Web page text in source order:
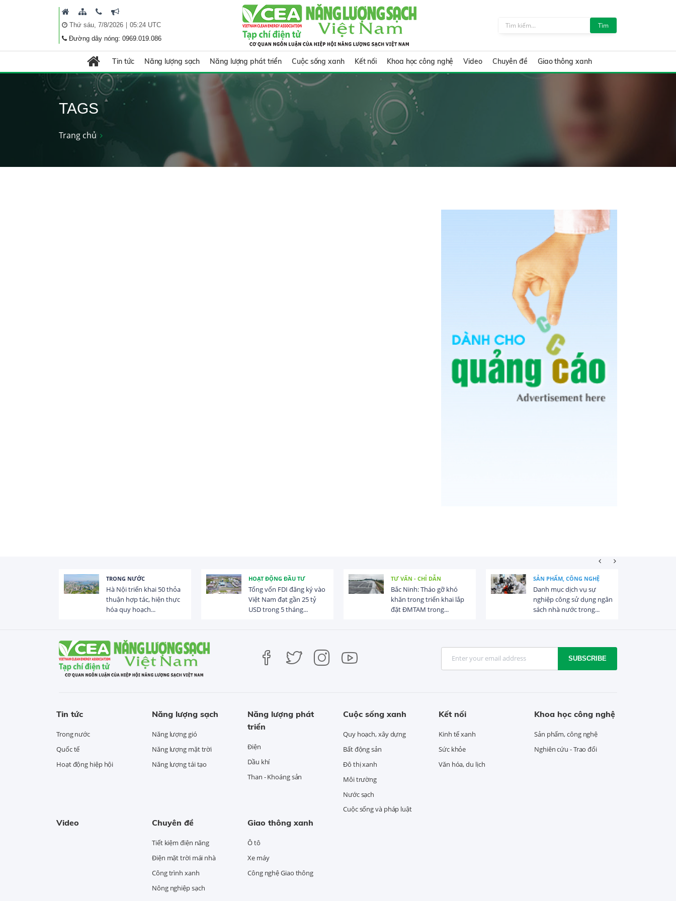
Thứ sáu, 7/8/2026| 05:24 UTC
Đường dây nóng: 0969.019.086
Tìm
Tin tức Năng lượng sạch Năng lượng phát triển Cuộc sống xanh Kết nối Khoa học công nghệ Video Chuyên đề Giao thông xanh
TAGS
Trang chủ
TRONG NƯỚC
Hà Nội triển khai 50 thỏa
thuận hợp tác, hiện thực
hóa quy hoạch...
HOẠT ĐỘNG ĐẦU TƯ
Tổng vốn FDI đăng ký vào
Việt Nam đạt gần 25 tỷ
USD trong 5 tháng...
TƯ VẤN - CHỈ DẪN
Bắc Ninh: Tháo gỡ khó
khăn trong triển khai lắp
đặt ĐMTAM trong...
SẢN PHẨM, CÔNG NGHỆ
Danh mục dịch vụ sự
nghiệp công sử dụng ngân
sách nhà nước trong...
SUBSCRIBE
Tin tức
Trong nước
Quốc tế
Hoạt động hiệp hội
Năng lượng sạch
Năng lượng gió
Năng lượng mặt trời
Năng lượng tái tạo
Năng lượng phát
triển
Điện
Dầu khí
Than - Khoáng sản
Cuộc sống xanh
Quy hoạch, xây dựng
Bất động sản
Đô thị xanh
Môi trường
Nước sạch
Cuộc sống và pháp luật
Kết nối
Kinh tế xanh
Sức khỏe
Văn hóa, du lịch
Khoa học công nghệ
Sản phẩm, công nghệ
Nghiên cứu - Trao đổi
Video Chuyên đề
Tiết kiệm điện năng
Điện mặt trời mái nhà
Công trình xanh
Nông nghiệp sạch
Giao thông xanh
Ô tô
Xe máy
Công nghệ Giao thông